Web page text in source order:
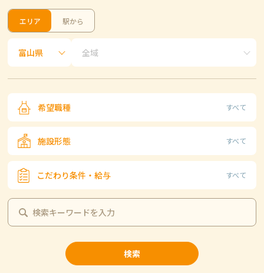
エリア 駅から
希望職種 すべて
施設形態 すべて
こだわり条件・給与 すべて
検索